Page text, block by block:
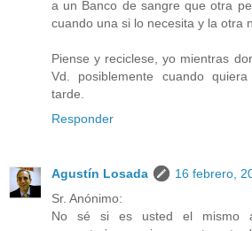
a un Banco de sangre que otra
cuando una si lo necesita y la otra
Piense y reciclese, yo mientras
Vd. posiblemente cuando
tarde.
Responder
Agustín Losada
16 febrero,
Sr. Anónimo:
No sé si es usted el mismo